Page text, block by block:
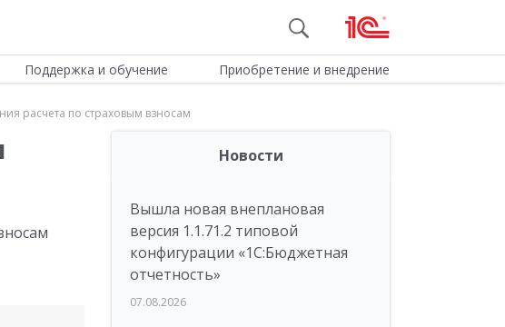
Поддержка и обучение Приобретение и внедрение
расчета по страховым взносам
Новости
Вышла новая внеплановая
версия 1.1.71.2 типовой
конфигурации «1C:Бюджетная
отчетность»
07.08.2026